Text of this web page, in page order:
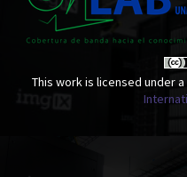
This work is licensed under a